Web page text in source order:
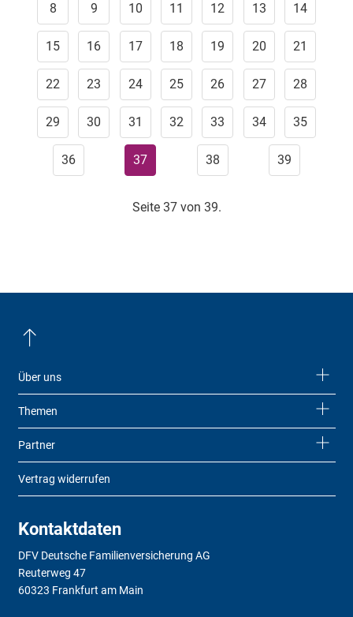
8 9 10 11 12 13 14
15 16 17 18 19 20 21
22 23 24 25 26 27 28
29 30 31 32 33 34 35
36 37 38 39
Seite 37 von 39.
Über uns
Themen
Partner
Vertrag widerrufen
Kontaktdaten
DFV Deutsche Familienversicherung AG
Reuterweg 47
60323 Frankfurt am Main